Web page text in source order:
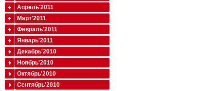
Апрель'2011
Март'2011
Февраль'2011
Январь'2011
Декабрь'2010
Ноябрь'2010
Октябрь'2010
Сентябрь'2010